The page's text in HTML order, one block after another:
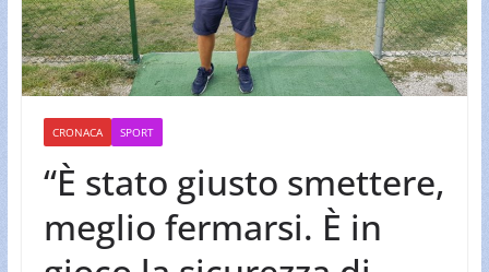
CRONACA SPORT
“È stato giusto smettere,
meglio fermarsi. È in